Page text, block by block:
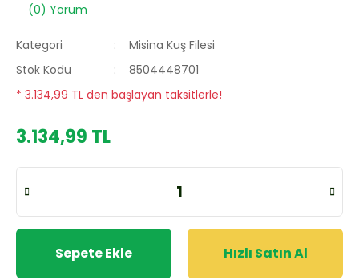
(0) Yorum
Kategori
Misina Kuş Filesi
Stok Kodu
8504448701
* 3.134,99 TL den başlayan taksitlerle!
3.134,99 TL
Sepete Ekle Hızlı Satın Al